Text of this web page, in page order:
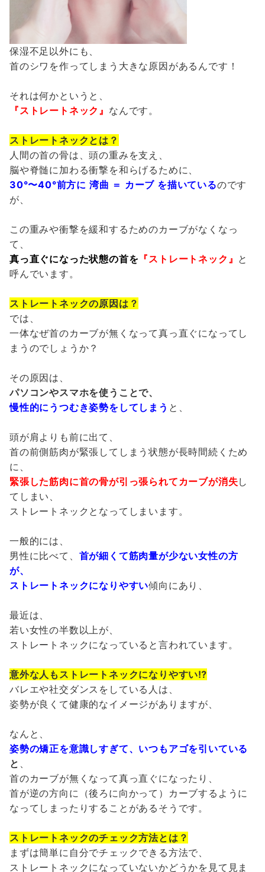
保湿不足以外にも、
首のシワを作ってしまう大きな原因があるんです！
それは何かというと、
『ストレートネック』 なんです。
ストレートネックとは？
人間の首の骨は、頭の重みを支え、
脳や脊髄に加わる衝撃を和らげるために、
30°〜40°前方に 湾曲 ＝ カーブ を描いているのです
が、
この重みや衝撃を緩和するためのカーブがなくなっ
て、
真っ直ぐになった状態の首を 『ストレートネック』 と
呼んでいます。
ストレートネックの原因は？
では、
一体なぜ首のカーブが無くなって真っ直ぐになってし
まうのでしょうか？
その原因は、
パソコンやスマホを使うことで、
慢性的にうつむき姿勢をしてしまう と、
頭が肩よりも前に出て、
首の前側筋肉が緊張してしまう状態が長時間続くため
に、
緊張した筋肉に首の骨が引っ張られてカーブが消失し
てしまい、
ストレートネックとなってしまいます。
一般的には、
男性に比べて、 首が細くて筋肉量が少ない女性の方
が、
ストレートネックになりやすい傾向にあり、
最近は、
若い女性の半数以上が、
ストレートネックになっていると言われています。
意外な人もストレートネックになりやすい⁉︎
バレエや社交ダンスをしている人は、
姿勢が良くて健康的なイメージがありますが、
なんと、
姿勢の矯正を意識しすぎて、いつもアゴを引いている
と
首のカーブが無くなって真っ直ぐになったり、
首が逆の方向に（後ろに向かって）カーブするように
なってしまったりすることがあるそうです。
ストレートネックのチェック方法とは？
まずは簡単に自分でチェックできる方法で、
ストレートネックになっていないかどうかを見て見ま